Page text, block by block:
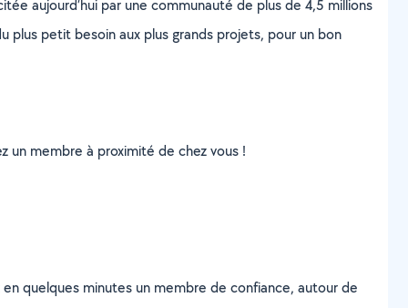
aujourd’hui par une communauté de plus de 4,5 millions
plus petit besoin aux plus grands projets, pour un bon
un membre à proximité de chez vous !
quelques minutes un membre de confiance, autour de